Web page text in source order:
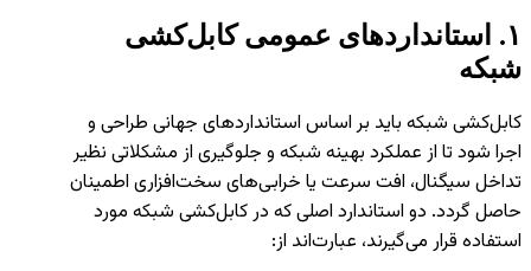
۱. استانداردهای عمومی کابل‌کشی
شبکه
کابل‌کشی شبکه باید بر اساس استانداردهای جهانی طراحی و
اجرا شود تا از عملکرد بهینه شبکه و جلوگیری از مشکلاتی نظیر
تداخل سیگنال، افت سرعت یا خرابی‌های سخت‌افزاری اطمینان
حاصل گردد. دو استاندارد اصلی که در کابل‌کشی شبکه مورد
استفاده قرار می‌گیرند، عبارت‌اند از: